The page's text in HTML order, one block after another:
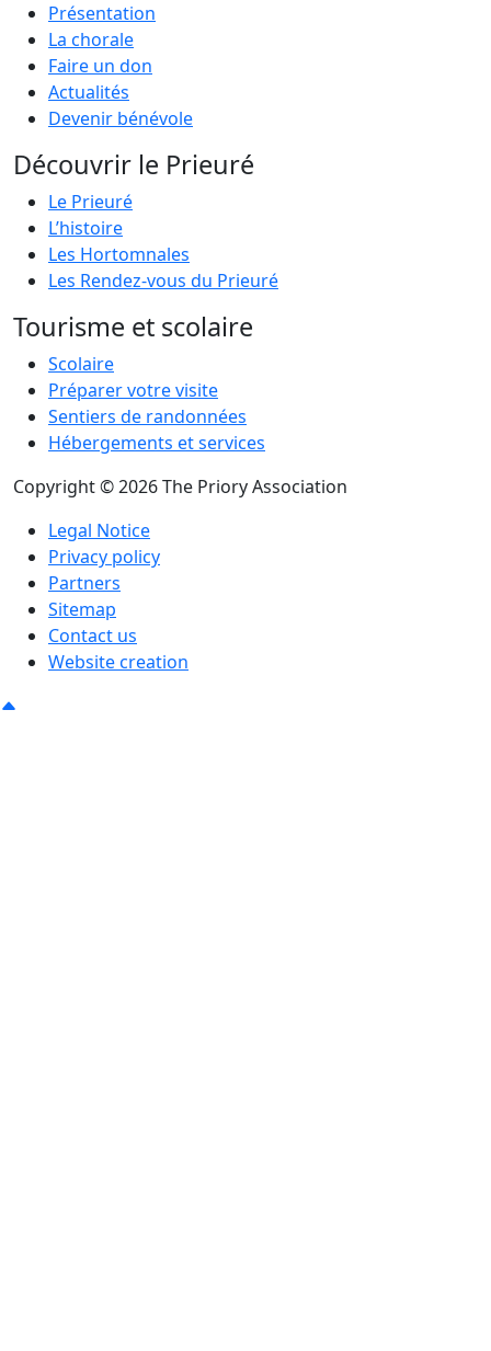
Présentation
La chorale
Faire un don
Actualités
Devenir bénévole
Découvrir le Prieuré
Le Prieuré
L’histoire
Les Hortomnales
Les Rendez-vous du Prieuré
Tourisme et scolaire
Scolaire
Préparer votre visite
Sentiers de randonnées
Hébergements et services
Copyright © 2026 The Priory Association
Legal Notice
Privacy policy
Partners
Sitemap
Contact us
Website creation